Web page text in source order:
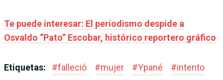
Te puede interesar: El periodismo despide a
Osvaldo “Pato” Escobar, histórico reportero gráfico
Etiquetas: #falleció #mujer #Ypané #intento